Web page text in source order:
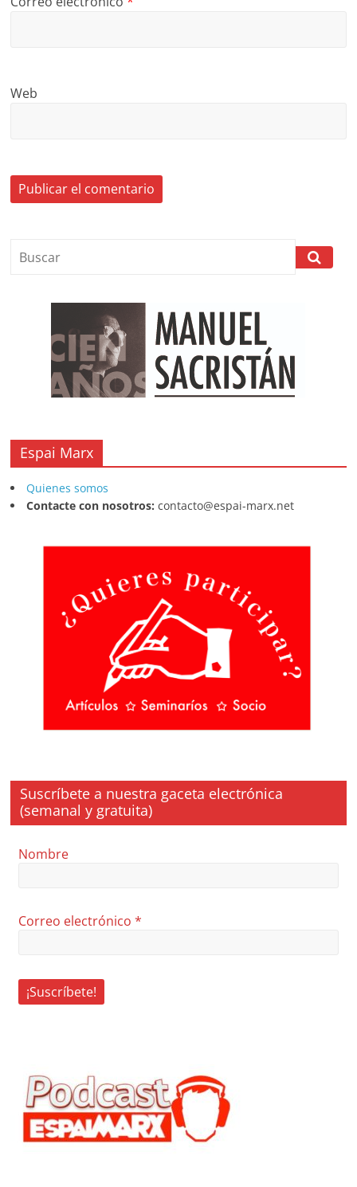
Web
Espai Marx
Quienes somos
Contacte con nosotros: contacto@espai-marx.net
Suscríbete a nuestra gaceta electrónica
(semanal y gratuita)
Nombre
Correo electrónico*